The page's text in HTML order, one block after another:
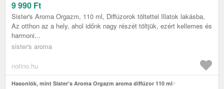
9 990 Ft
Sister's Aroma Orgazm, 110 ml, Diffúzorok töltettel Illatok lakásba,
Az otthon az a hely, ahol időnk nagy részét töltjük, ezért kellemes és
harmoni...
sister's aroma
notino.hu
Hasonlók, mint Sister's Aroma Orgazm aroma diffúzor 110 ml